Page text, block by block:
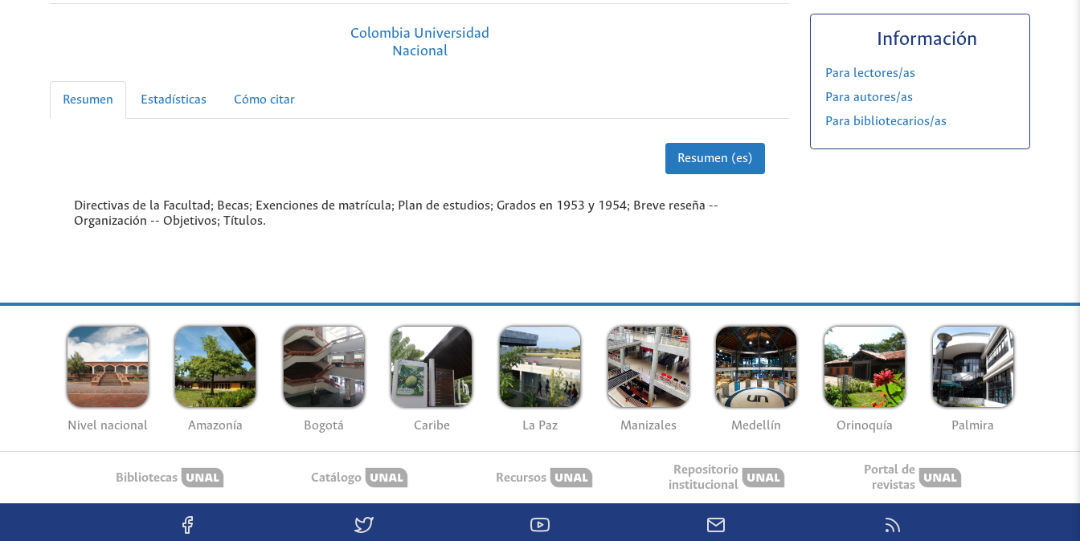
Colombia Universidad
Nacional
Resumen Estadísticas Cómo citar
Resumen (es)
Directivas de la Facultad; Becas; Exenciones de matrícula; Plan de estudios; Grados en 1953 y 1954; Breve reseña --
Organización -- Objetivos; Títulos.
Información
Para lectores/as
Para autores/as
Para bibliotecarios/as
Nivel nacional Amazonía Bogotá Caribe La Paz Manizales Medellín Orinoquía Palmira
Bibliotecas Catálogo Recursos
Repositorio
institucional
Portal de
revistas